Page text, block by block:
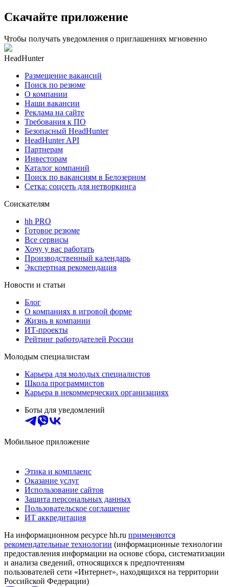
Скачайте приложение
Чтобы получать уведомления о приглашениях мгновенно
HeadHunter
Размещение вакансий
Поиск по резюме
О компании
Наши вакансии
Реклама на сайте
Требования к ПО
Безопасный HeadHunter
HeadHunter API
Партнерам
Инвесторам
Каталог компаний
Поиск по вакансиям в Белозерном
Сетка: соцсеть для нетворкинга
Соискателям
hh PRO
Готовое резюме
Все сервисы
Хочу у вас работать
Производственный календарь
Экспертная рекомендация
Новости и статьи
Блог
О компаниях в игровой форме
Жизнь в компании
ИТ-проекты
Рейтинг работодателей России
Молодым специалистам
Карьера для молодых специалистов
Школа программистов
Карьера в некоммерческих организациях
Боты для уведомлений
Мобильное приложение
Этика и комплаенс
Оказание услуг
Использование сайтов
Защита персональных данных
Пользовательское соглашение
ИТ аккредитация
На информационном ресурсе hh.ru применяются
рекомендательные технологии (информационные технологии
предоставления информации на основе сбора, систематизации
и анализа сведений, относящихся к предпочтениям
пользователей сети «Интернет», находящихся на территории
Российской Федерации)